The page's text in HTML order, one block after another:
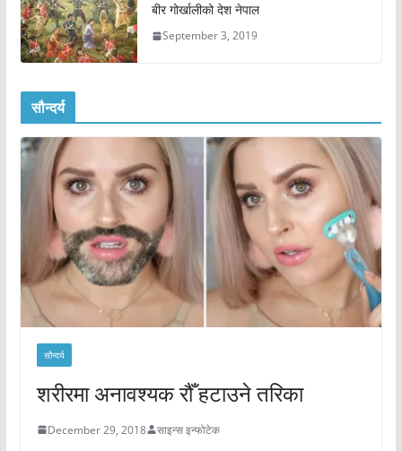
बीर गोर्खालीको देश नेपाल
September 3, 2019
सौन्दर्य
सौन्दर्य
शरीरमा अनावश्यक रौँ हटाउने तरिका
December 29, 2018 साइन्स इन्फोटेक